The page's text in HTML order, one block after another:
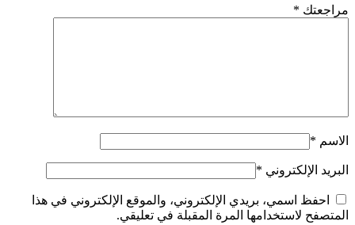
مراجعتك *
الاسم *
البريد الإلكتروني *
احفظ اسمي، بريدي الإلكتروني، والموقع الإلكتروني في هذا
المتصفح لاستخدامها المرة المقبلة في تعليقي.